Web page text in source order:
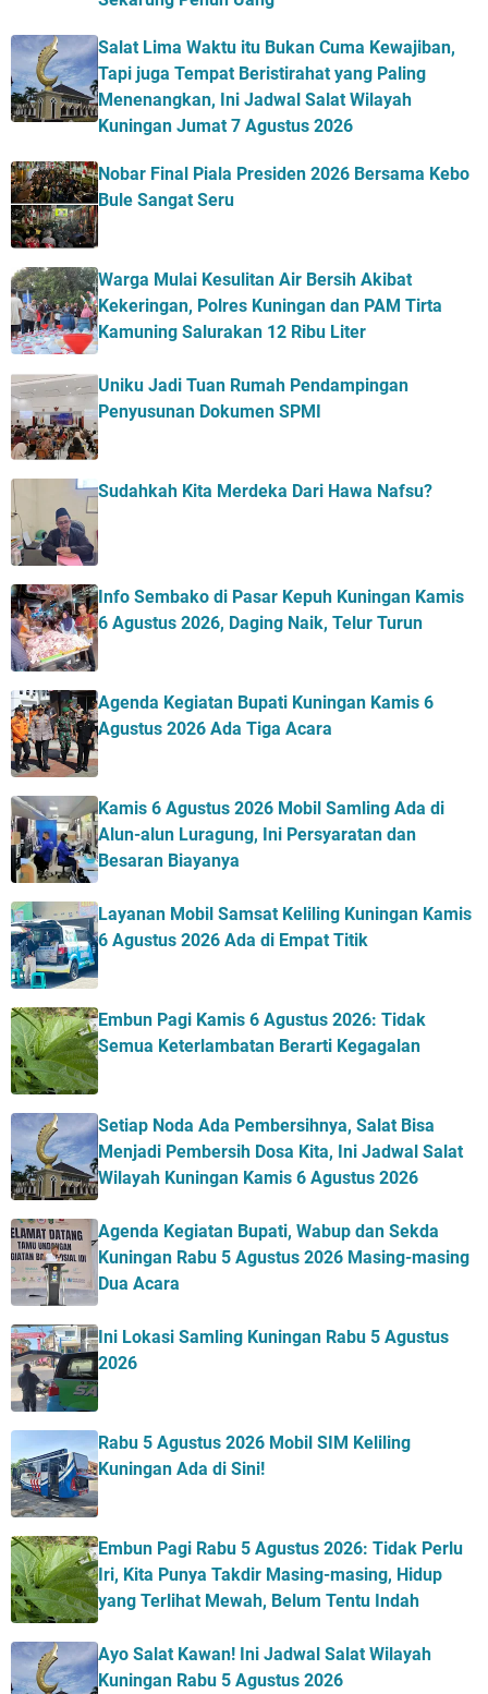
Salat Lima Waktu itu Bukan Cuma Kewajiban,
Tapi juga Tempat Beristirahat yang Paling
Menenangkan, Ini Jadwal Salat Wilayah
Kuningan Jumat 7 Agustus 2026
Nobar Final Piala Presiden 2026 Bersama Kebo
Bule Sangat Seru
Warga Mulai Kesulitan Air Bersih Akibat
Kekeringan, Polres Kuningan dan PAM Tirta
Kamuning Salurakan 12 Ribu Liter
Uniku Jadi Tuan Rumah Pendampingan
Penyusunan Dokumen SPMI
Sudahkah Kita Merdeka Dari Hawa Nafsu?
Info Sembako di Pasar Kepuh Kuningan Kamis
6 Agustus 2026, Daging Naik, Telur Turun
Agenda Kegiatan Bupati Kuningan Kamis 6
Agustus 2026 Ada Tiga Acara
Kamis 6 Agustus 2026 Mobil Samling Ada di
Alun-alun Luragung, Ini Persyaratan dan
Besaran Biayanya
Layanan Mobil Samsat Keliling Kuningan Kamis
6 Agustus 2026 Ada di Empat Titik
Embun Pagi Kamis 6 Agustus 2026: Tidak
Semua Keterlambatan Berarti Kegagalan
Setiap Noda Ada Pembersihnya, Salat Bisa
Menjadi Pembersih Dosa Kita, Ini Jadwal Salat
Wilayah Kuningan Kamis 6 Agustus 2026
Agenda Kegiatan Bupati, Wabup dan Sekda
Kuningan Rabu 5 Agustus 2026 Masing-masing
Dua Acara
Ini Lokasi Samling Kuningan Rabu 5 Agustus
2026
Rabu 5 Agustus 2026 Mobil SIM Keliling
Kuningan Ada di Sini!
Embun Pagi Rabu 5 Agustus 2026: Tidak Perlu
Iri, Kita Punya Takdir Masing-masing, Hidup
yang Terlihat Mewah, Belum Tentu Indah
Ayo Salat Kawan! Ini Jadwal Salat Wilayah
Kuningan Rabu 5 Agustus 2026